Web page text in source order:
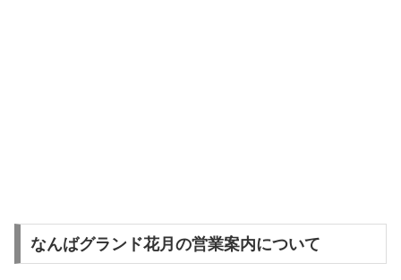
なんばグランド花月の営業案内について